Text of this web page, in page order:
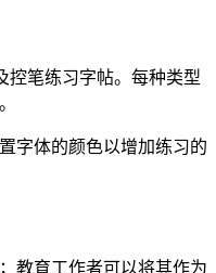
控笔练习字帖。每种类型
字体的颜色以增加练习的
教育工作者可以将其作为